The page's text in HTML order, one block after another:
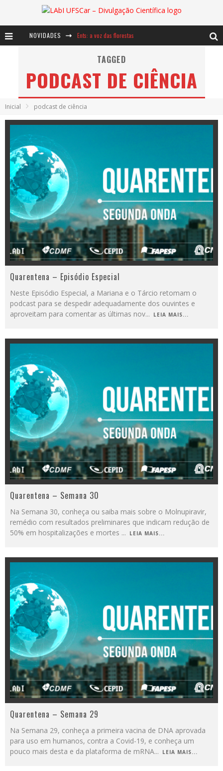
NOVIDADES Ents: a voz das florestas
Notáveis: Bertha Lutz
Baú de Histórias - A jamais imaginada aventura com os moinhos de vento
TAGGED
PODCAST DE CIÊNCIA
Inicial podcast de ciência
Quarentena – Episódio Especial
Neste Episódio Especial, a Mariana e o Tárcio retomam o
podcast para se despedir adequadamente dos ouvintes e
aproveitam para comentar as últimas nov... LEIA MAIS...
Quarentena – Semana 30
Na Semana 30, conheça ou saiba mais sobre o Molnupiravir,
remédio com resultados preliminares que indicam redução de
50% em hospitalizações e mortes ... LEIA MAIS...
Quarentena – Semana 29
Na Semana 29, conheça a primeira vacina de DNA aprovada
para uso em humanos, contra a Covid-19, e conheça um
pouco mais desta e da plataforma de mRNA... LEIA MAIS...